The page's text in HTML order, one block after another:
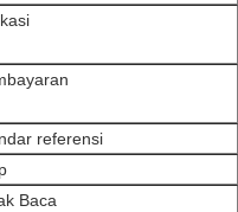
referensi
Baca